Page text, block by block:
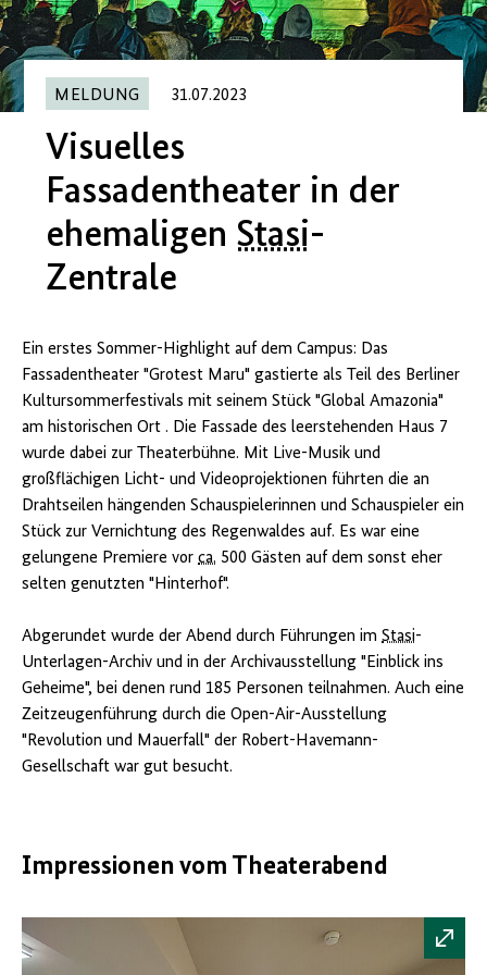
MELDUNG 31.07.2023
Visuelles
Fassadentheater in der
ehemaligen Stasi-
Zentrale
Ein erstes Sommer-Highlight auf dem Campus: Das
Fassadentheater "Grotest Maru" gastierte als Teil des Berliner
Kultursommerfestivals mit seinem Stück "Global Amazonia"
am historischen Ort . Die Fassade des leerstehenden Haus 7
wurde dabei zur Theaterbühne. Mit Live-Musik und
großflächigen Licht- und Videoprojektionen führten die an
Drahtseilen hängenden Schauspielerinnen und Schauspieler ein
Stück zur Vernichtung des Regenwaldes auf. Es war eine
gelungene Premiere vor ca. 500 Gästen auf dem sonst eher
selten genutzten "Hinterhof".
Abgerundet wurde der Abend durch Führungen im Stasi-
Unterlagen-Archiv und in der Archivausstellung "Einblick ins
Geheime", bei denen rund 185 Personen teilnahmen. Auch eine
Zeitzeugenführung durch die Open-Air-Ausstellung
"Revolution und Mauerfall" der Robert-Havemann-
Gesellschaft war gut besucht.
Impressionen vom Theaterabend